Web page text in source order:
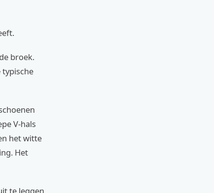
broek.
typische
V-hals
het witte
Het